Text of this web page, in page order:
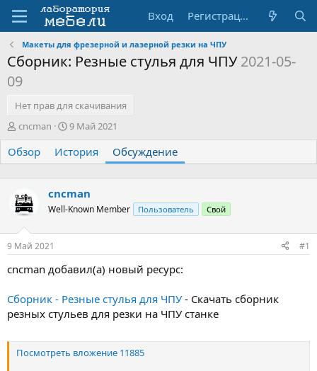
Вход Регистрация
Макеты для фрезерной и лазерной резки на ЧПУ
Сборник: Резные стулья для ЧПУ2021-05-
09
Нет прав для скачивания
А
т
о
е
м
ы
cncman
Д
т
а
а
а
9 Май 2021
Обзор История Обсуждение
cncman
Well-Known Member Пользователь Свой
9 Май 2021 #1
cncman добавил(а) новый ресурс:
Сборник - Резные стулья для ЧПУ- Скачать сборник
резных стульев для резки на ЧПУ станке
Посмотреть вложение 11885